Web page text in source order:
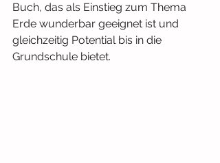
Buch, das als Einstieg zum Thema
Erde wunderbar geeignet ist und
gleichzeitig Potential bis in die
Grundschule bietet.